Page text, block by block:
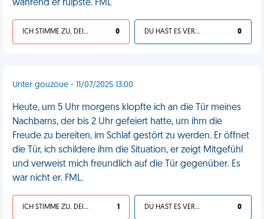
während er rülpste. FML
ICH STIMME ZU, DEIN LEBEN IST SCHEISSE 0 DU HAST ES VERDIENT 0
Unter gouzoue - 11/07/2025 13:00
Heute, um 5 Uhr morgens klopfte ich an die Tür meines
Nachbarns, der bis 2 Uhr gefeiert hatte, um ihm die
Freude zu bereiten, im Schlaf gestört zu werden. Er öffnet
die Tür, ich schildere ihm die Situation, er zeigt Mitgefühl
und verweist mich freundlich auf die Tür gegenüber. Es
war nicht er. FML.
ICH STIMME ZU, DEIN LEBEN IST SCHEISSE 1 DU HAST ES VERDIENT 0